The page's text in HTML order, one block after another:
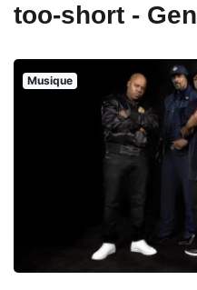
too-short -
Musique